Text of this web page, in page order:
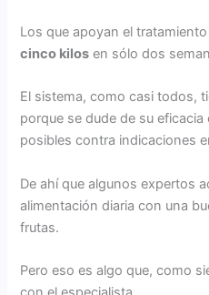
Los que apoyan el
cinco kilos en sólo dos
El sistema, como casi todos,
porque se dude de su
posibles contra indicaciones
De ahí que algunos expertos
alimentación diaria con una
frutas.
Pero eso es algo que, como